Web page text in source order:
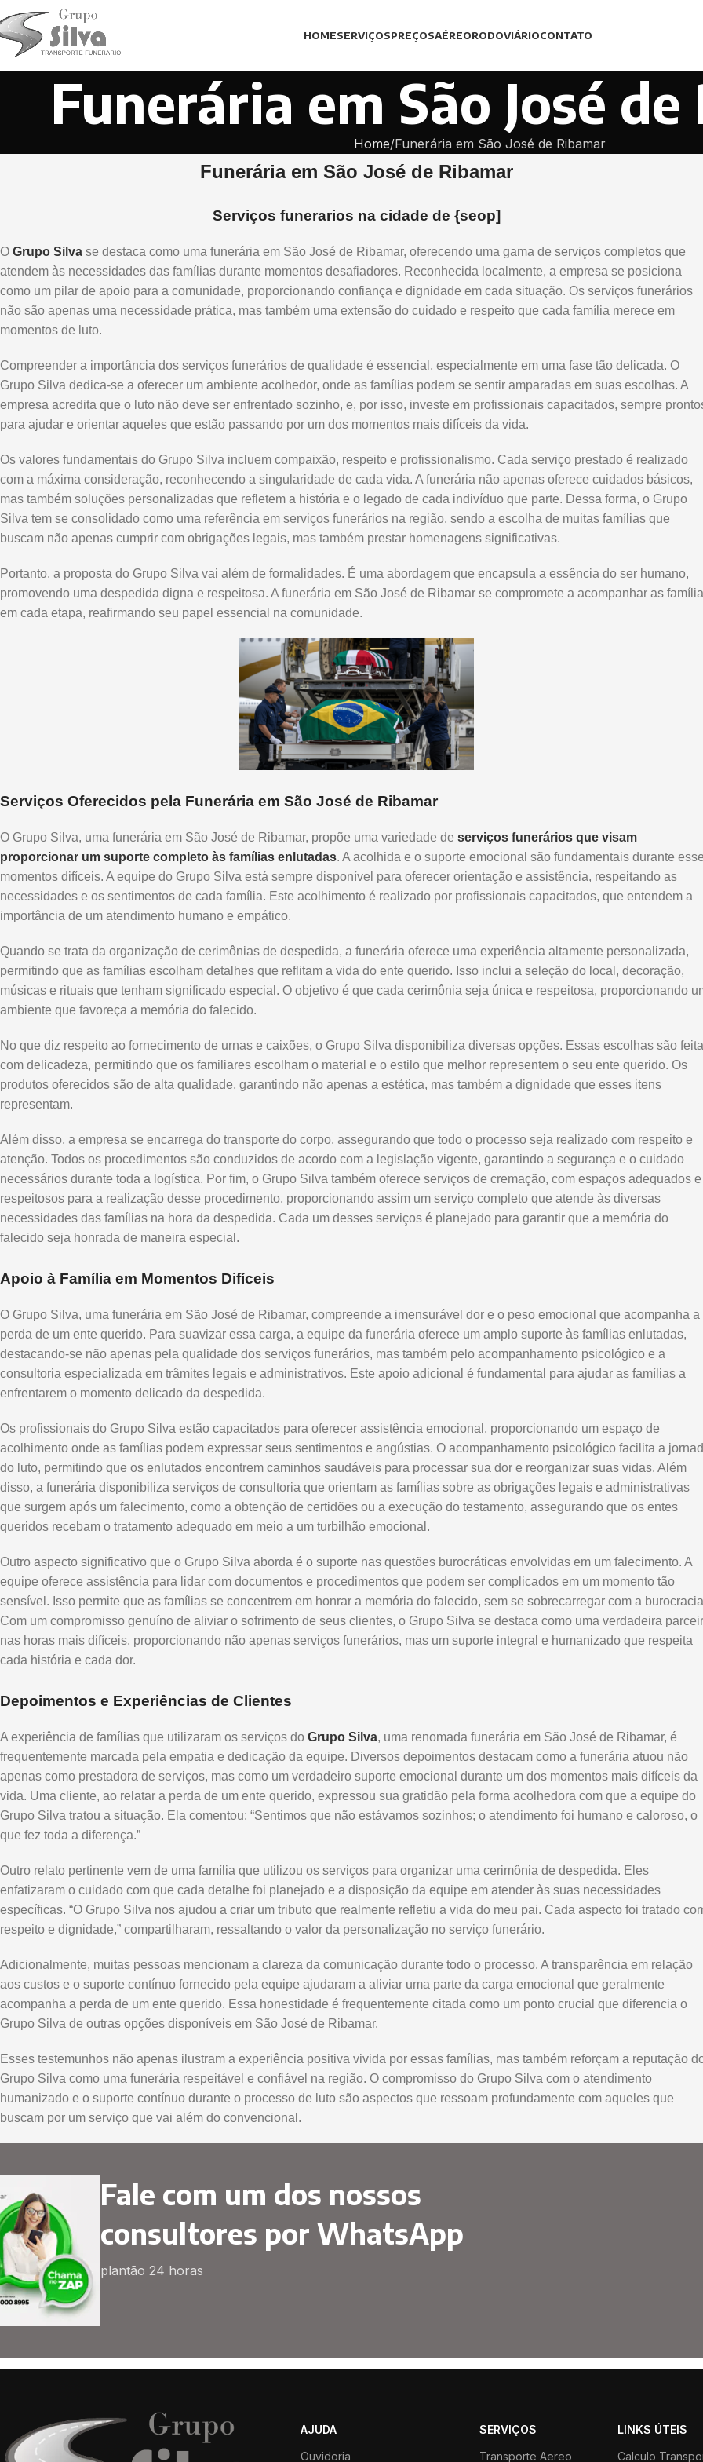
HOMESERVIÇOSPREÇOSAÉREORODOVIÁRIOCONTATO
Funerária em São José
Home Funerária em São José de Ribamar
Funerária em São José de Ribamar
Serviços funerarios na cidade de {seop]
O Grupo Silva se destaca como uma funerária em São José de Ribamar, oferecendo uma gama de serviços completos que
atendem às necessidades das famílias durante momentos desafiadores. Reconhecida localmente, a empresa se posiciona
como um pilar de apoio para a comunidade, proporcionando confiança e dignidade em cada situação. Os serviços funerários
não são apenas uma necessidade prática, mas também uma extensão do cuidado e respeito que cada família merece em
momentos de luto.
Compreender a importância dos serviços funerários de qualidade é essencial, especialmente em uma fase tão delicada. O
Grupo Silva dedica-se a oferecer um ambiente acolhedor, onde as famílias podem se sentir amparadas em suas escolhas. A
empresa acredita que o luto não deve ser enfrentado sozinho, e, por isso, investe em profissionais capacitados, sempre
para ajudar e orientar aqueles que estão passando por um dos momentos mais difíceis da vida.
Os valores fundamentais do Grupo Silva incluem compaixão, respeito e profissionalismo. Cada serviço prestado é realizado
com a máxima consideração, reconhecendo a singularidade de cada vida. A funerária não apenas oferece cuidados básicos,
mas também soluções personalizadas que refletem a história e o legado de cada indivíduo que parte. Dessa forma, o Grupo
Silva tem se consolidado como uma referência em serviços funerários na região, sendo a escolha de muitas famílias que
buscam não apenas cumprir com obrigações legais, mas também prestar homenagens significativas.
Portanto, a proposta do Grupo Silva vai além de formalidades. É uma abordagem que encapsula a essência do ser humano,
promovendo uma despedida digna e respeitosa. A funerária em São José de Ribamar se compromete a acompanhar as
em cada etapa, reafirmando seu papel essencial na comunidade.
Serviços Oferecidos pela Funerária em São José de Ribamar
O Grupo Silva, uma funerária em São José de Ribamar, propõe uma variedade de serviços funerários que visam
proporcionar um suporte completo às famílias enlutadas. A acolhida e o suporte emocional são fundamentais durante
momentos difíceis. A equipe do Grupo Silva está sempre disponível para oferecer orientação e assistência, respeitando as
necessidades e os sentimentos de cada família. Este acolhimento é realizado por profissionais capacitados, que entendem a
importância de um atendimento humano e empático.
Quando se trata da organização de cerimônias de despedida, a funerária oferece uma experiência altamente personalizada,
permitindo que as famílias escolham detalhes que reflitam a vida do ente querido. Isso inclui a seleção do local, decoração,
músicas e rituais que tenham significado especial. O objetivo é que cada cerimônia seja única e respeitosa, proporcionando
ambiente que favoreça a memória do falecido.
No que diz respeito ao fornecimento de urnas e caixões, o Grupo Silva disponibiliza diversas opções. Essas escolhas são
com delicadeza, permitindo que os familiares escolham o material e o estilo que melhor representem o seu ente querido. Os
produtos oferecidos são de alta qualidade, garantindo não apenas a estética, mas também a dignidade que esses itens
representam.
Além disso, a empresa se encarrega do transporte do corpo, assegurando que todo o processo seja realizado com respeito e
atenção. Todos os procedimentos são conduzidos de acordo com a legislação vigente, garantindo a segurança e o cuidado
necessários durante toda a logística. Por fim, o Grupo Silva também oferece serviços de cremação, com espaços adequados e
respeitosos para a realização desse procedimento, proporcionando assim um serviço completo que atende às diversas
necessidades das famílias na hora da despedida. Cada um desses serviços é planejado para garantir que a memória do
falecido seja honrada de maneira especial.
Apoio à Família em Momentos Difíceis
O Grupo Silva, uma funerária em São José de Ribamar, compreende a imensurável dor e o peso emocional que acompanha a
perda de um ente querido. Para suavizar essa carga, a equipe da funerária oferece um amplo suporte às famílias enlutadas,
destacando-se não apenas pela qualidade dos serviços funerários, mas também pelo acompanhamento psicológico e a
consultoria especializada em trâmites legais e administrativos. Este apoio adicional é fundamental para ajudar as famílias a
enfrentarem o momento delicado da despedida.
Os profissionais do Grupo Silva estão capacitados para oferecer assistência emocional, proporcionando um espaço de
acolhimento onde as famílias podem expressar seus sentimentos e angústias. O acompanhamento psicológico facilita a
do luto, permitindo que os enlutados encontrem caminhos saudáveis para processar sua dor e reorganizar suas vidas. Além
disso, a funerária disponibiliza serviços de consultoria que orientam as famílias sobre as obrigações legais e administrativas
que surgem após um falecimento, como a obtenção de certidões ou a execução do testamento, assegurando que os entes
queridos recebam o tratamento adequado em meio a um turbilhão emocional.
Outro aspecto significativo que o Grupo Silva aborda é o suporte nas questões burocráticas envolvidas em um falecimento. A
equipe oferece assistência para lidar com documentos e procedimentos que podem ser complicados em um momento tão
sensível. Isso permite que as famílias se concentrem em honrar a memória do falecido, sem se sobrecarregar com a
Com um compromisso genuíno de aliviar o sofrimento de seus clientes, o Grupo Silva se destaca como uma verdadeira
nas horas mais difíceis, proporcionando não apenas serviços funerários, mas um suporte integral e humanizado que respeita
cada história e cada dor.
Depoimentos e Experiências de Clientes
A experiência de famílias que utilizaram os serviços do Grupo Silva, uma renomada funerária em São José de Ribamar, é
frequentemente marcada pela empatia e dedicação da equipe. Diversos depoimentos destacam como a funerária atuou não
apenas como prestadora de serviços, mas como um verdadeiro suporte emocional durante um dos momentos mais difíceis da
vida. Uma cliente, ao relatar a perda de um ente querido, expressou sua gratidão pela forma acolhedora com que a equipe do
Grupo Silva tratou a situação. Ela comentou: “Sentimos que não estávamos sozinhos; o atendimento foi humano e caloroso, o
que fez toda a diferença.”
Outro relato pertinente vem de uma família que utilizou os serviços para organizar uma cerimônia de despedida. Eles
enfatizaram o cuidado com que cada detalhe foi planejado e a disposição da equipe em atender às suas necessidades
específicas. “O Grupo Silva nos ajudou a criar um tributo que realmente refletiu a vida do meu pai. Cada aspecto foi tratado
respeito e dignidade,” compartilharam, ressaltando o valor da personalização no serviço funerário.
Adicionalmente, muitas pessoas mencionam a clareza da comunicação durante todo o processo. A transparência em relação
aos custos e o suporte contínuo fornecido pela equipe ajudaram a aliviar uma parte da carga emocional que geralmente
acompanha a perda de um ente querido. Essa honestidade é frequentemente citada como um ponto crucial que diferencia o
Grupo Silva de outras opções disponíveis em São José de Ribamar.
Esses testemunhos não apenas ilustram a experiência positiva vivida por essas famílias, mas também reforçam a reputação
Grupo Silva como uma funerária respeitável e confiável na região. O compromisso do Grupo Silva com o atendimento
humanizado e o suporte contínuo durante o processo de luto são aspectos que ressoam profundamente com aqueles que
buscam por um serviço que vai além do convencional.
Fale com um dos nossos
consultores por WhatsApp
plantão 24 horas
AJUDA
Ouvidoria
SERVIÇOS
Transporte Aereo
LINKS ÚTEIS
Calculo